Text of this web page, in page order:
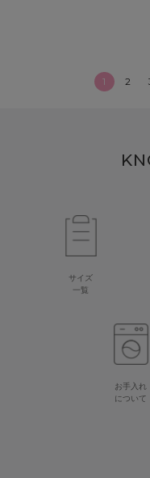
1 2
サイズ
一覧
お手入れ
について